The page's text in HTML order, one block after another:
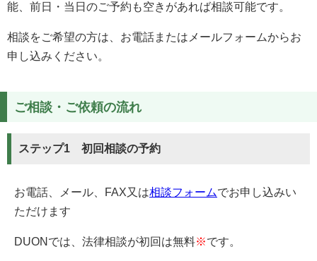
能、前日・当日のご予約も空きがあれば相談可能です。
相談をご希望の方は、お電話またはメールフォームからお
申し込みください。
ご相談・ご依頼の流れ
ステップ1 初回相談の予約
お電話、メール、FAX又は相談フォームでお申し込みい
ただけます
DUONでは、法律相談が初回は無料※です。